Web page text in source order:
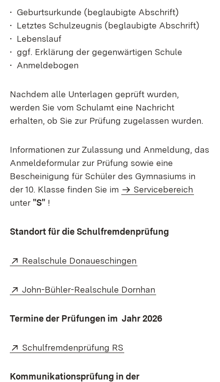
• Geburtsurkunde (beglaubigte Abschrift)
• Letztes Schulzeugnis (beglaubigte Abschrift)
• Lebenslauf
• ggf. Erklärung der gegenwärtigen Schule
• Anmeldebogen
Nachdem alle Unterlagen geprüft wurden,
werden Sie vom Schulamt eine Nachricht
erhalten, ob Sie zur Prüfung zugelassen wurden.
Informationen zur Zulassung und Anmeldung, das
Anmeldeformular zur Prüfung sowie eine
Bescheinigung für Schüler des Gymnasiums in
der 10. Klasse finden Sie im
Servicebereich
unter "S" !
Standort für die Schulfremdenprüfung
Extern:
Realschule Donaueschingen
Extern:
John-Bühler-Realschule Dornhan
Termine der Prüfungen im Jahr 2026
Extern:
Schulfremdenprüfung RS
Kommunikationsprüfung in der